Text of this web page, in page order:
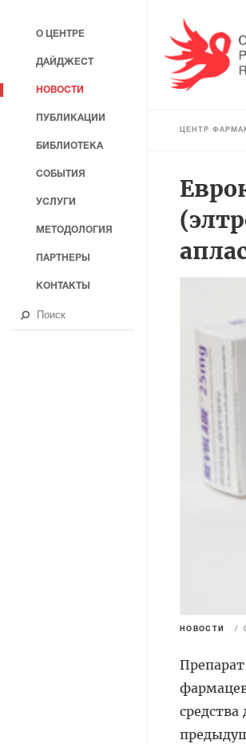
ЦЕНТР
НОВОСТИ /
О ЦЕНТРЕ
ДАЙДЖЕСТ
НОВОСТИ
ПУБЛИКАЦИИ
БИБЛИОТЕКА
СОБЫТИЯ
УСЛУГИ
МЕТОДОЛОГИЯ
ПАРТНЕРЫ
КОНТАКТЫ